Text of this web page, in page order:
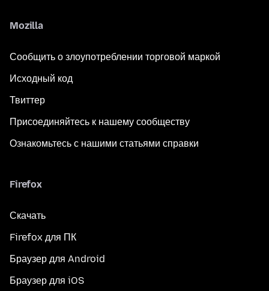
Mozilla
Сообщить о злоупотреблении торговой маркой
Исходный код
Твиттер
Присоединяйтесь к нашему сообществу
Ознакомьтесь с нашими статьями справки
Firefox
Скачать
Firefox для ПК
Браузер для Android
Браузер для iOS